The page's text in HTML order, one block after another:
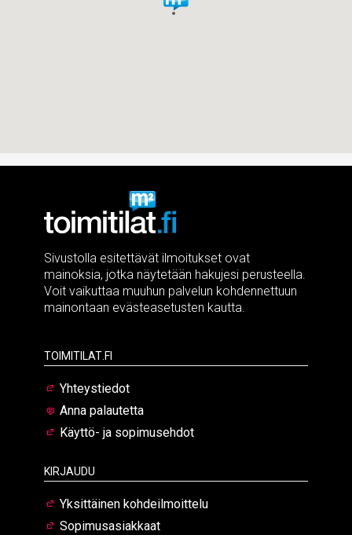
Sivustolla esitettävät ilmoitukset ovat
mainoksia, jotka näytetään hakujesi perusteella.
Voit vaikuttaa muuhun palvelun kohdennettuun
mainontaan evästeasetusten kautta.
Toimitilat.fi
Yhteystiedot
Anna palautetta
Käyttö- ja sopimusehdot
Kirjaudu
Yksittäinen kohdeilmoittelu
Sopimusasiakkaat